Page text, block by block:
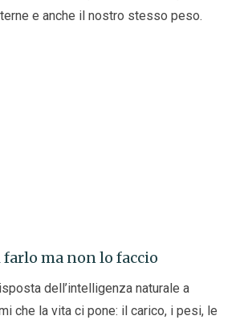
e anche il nostro stesso peso.
farlo ma non lo faccio
dell’intelligenza naturale a
che la vita ci pone: il carico, i pesi, le